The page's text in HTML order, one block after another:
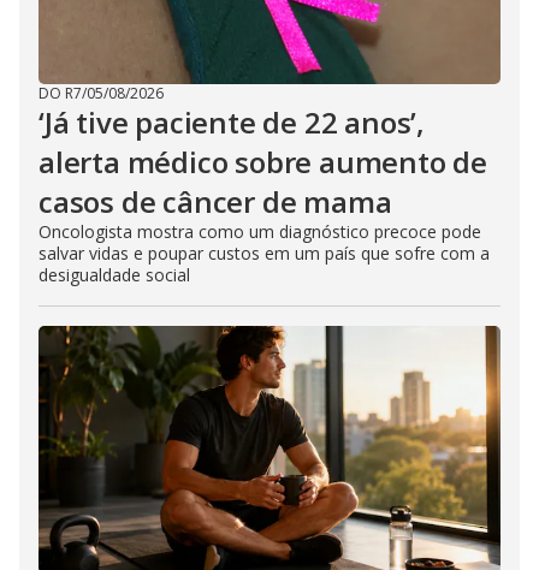
DO R7/05/08/2026
‘Já tive paciente de 22 anos’,
alerta médico sobre aumento de
casos de câncer de mama
Oncologista mostra como um diagnóstico precoce pode
salvar vidas e poupar custos em um país que sofre com a
desigualdade social